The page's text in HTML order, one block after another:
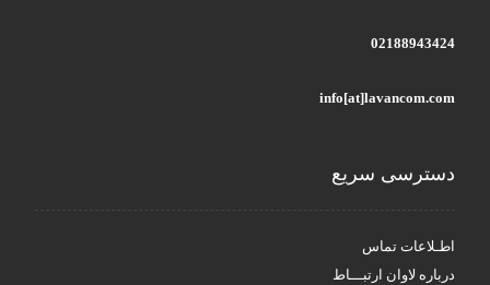
02188943424
info[at]lavancom.com
دسترسی سریع
اطـلاعات تماس
درباره لاوان ارتبـــاط